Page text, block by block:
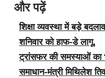
और पढ़ें
शिक्षा व्यवस्था में बड़े
शनिवार को हाफ-डे लागू,
ट्रांसफर की समस्याओं का
समाधान-मंत्री मिथिलेश